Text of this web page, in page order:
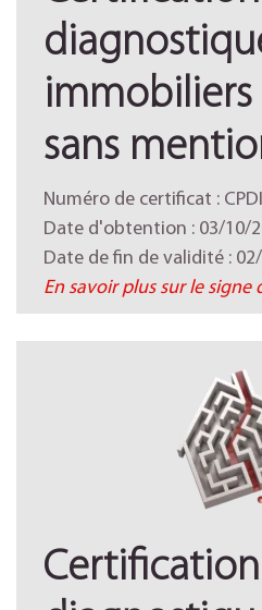
sans
Numéro de certificat :
Date d'obtention : 03/10/
Date de fin de validité :
En savoir plus sur le signe
Certification